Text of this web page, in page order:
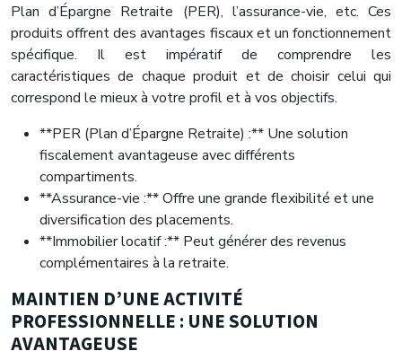
Plan d’Épargne Retraite (PER), l’assurance-vie, etc. Ces
produits offrent des avantages fiscaux et un fonctionnement
spécifique. Il est impératif de comprendre les
caractéristiques de chaque produit et de choisir celui qui
correspond le mieux à votre profil et à vos objectifs.
**PER (Plan d’Épargne Retraite) :** Une solution
fiscalement avantageuse avec différents
compartiments.
**Assurance-vie :** Offre une grande flexibilité et une
diversification des placements.
**Immobilier locatif :** Peut générer des revenus
complémentaires à la retraite.
MAINTIEN D’UNE ACTIVITÉ
PROFESSIONNELLE : UNE SOLUTION
AVANTAGEUSE